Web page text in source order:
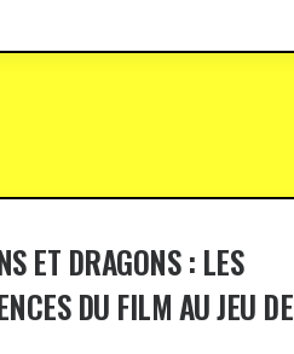
ET DRAGONS : LES
DU FILM AU JEU DE